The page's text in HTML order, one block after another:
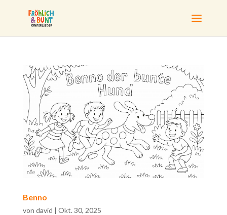
Benno
von david | Okt. 30, 2025